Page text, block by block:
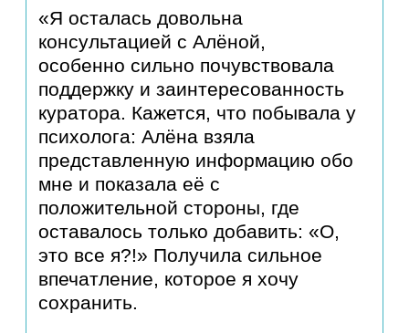
«В процессе первого месяца
прохождения курса я получила
предложение о работе и вышла
на позицию финансового
Юлия Минеева
Бывший-Финансовый
директор Группы ЕСН
нефтяной компании на
директорскую роль спустя 11
месяцев после завершения
интенсива в формате «С
поддержкой». Переговоры с
компанией длились 4 месяца плюс
месяц на переезд из Дубаи»